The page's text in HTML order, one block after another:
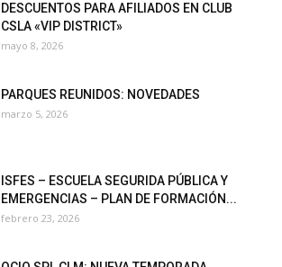
DESCUENTOS PARA AFILIADOS EN CLUB
CSLA «VIP DISTRICT»
mayo 8, 2026
PARQUES REUNIDOS: NOVEDADES
marzo 5, 2026
ISFES – ESCUELA SEGURIDA PÚBLICA Y
EMERGENCIAS – PLAN DE FORMACIÓN...
febrero 23, 2026